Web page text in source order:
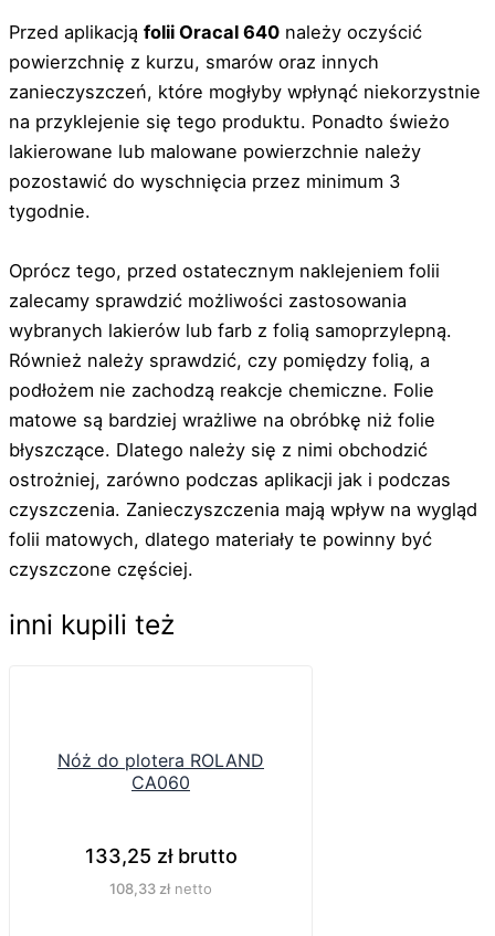
Przed aplikacją folii Oracal 640 należy oczyścić
powierzchnię z kurzu, smarów oraz innych
zanieczyszczeń, które mogłyby wpłynąć niekorzystnie
na przyklejenie się tego produktu. Ponadto świeżo
lakierowane lub malowane powierzchnie należy
pozostawić do wyschnięcia przez minimum 3
tygodnie.
Oprócz tego, przed ostatecznym naklejeniem folii
zalecamy sprawdzić możliwości zastosowania
wybranych lakierów lub farb z folią samoprzylepną.
Również należy sprawdzić, czy pomiędzy folią, a
podłożem nie zachodzą reakcje chemiczne. Folie
matowe są bardziej wrażliwe na obróbkę niż folie
błyszczące. Dlatego należy się z nimi obchodzić
ostrożniej, zarówno podczas aplikacji jak i podczas
czyszczenia. Zanieczyszczenia mają wpływ na wygląd
folii matowych, dlatego materiały te powinny być
czyszczone częściej.
inni kupili też
Nóż do plotera ROLAND
CA060
133,25 złbrutto
108,33 złnetto